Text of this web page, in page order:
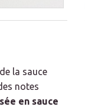
la sauce
notes
en sauce